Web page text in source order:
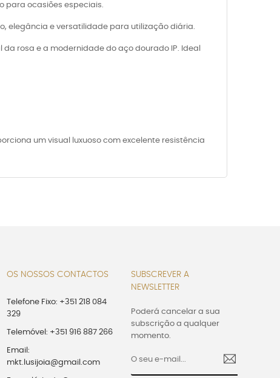
para ocasiões especiais.
elegância e versatilidade para utilização diária.
rosa e a modernidade do aço dourado IP. Ideal
um visual luxuoso com excelente resistência
OS NOSSOS CONTACTOS
Telefone Fixo: +351 218 084
329
Telemóvel: +351 916 887 266
Email:
mkt.lusijoia@gmail.com
SUBSCREVER A
NEWSLETTER
Poderá cancelar a sua
subscrição a qualquer
momento.